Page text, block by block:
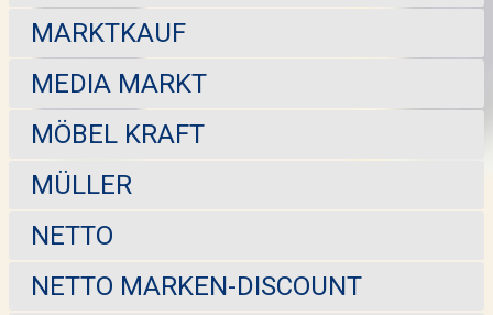
MARKTKAUF
MEDIA MARKT
MÖBEL KRAFT
MÜLLER
NETTO
NETTO MARKEN-DISCOUNT